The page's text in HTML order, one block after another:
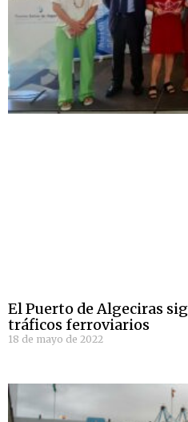
El Puerto de Algeciras
tráficos ferroviarios
18 de mayo de 2022